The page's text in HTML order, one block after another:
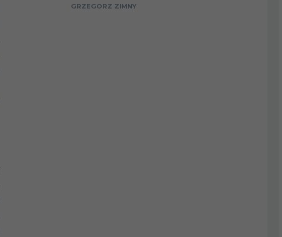
GRZEGORZ ZIMNY